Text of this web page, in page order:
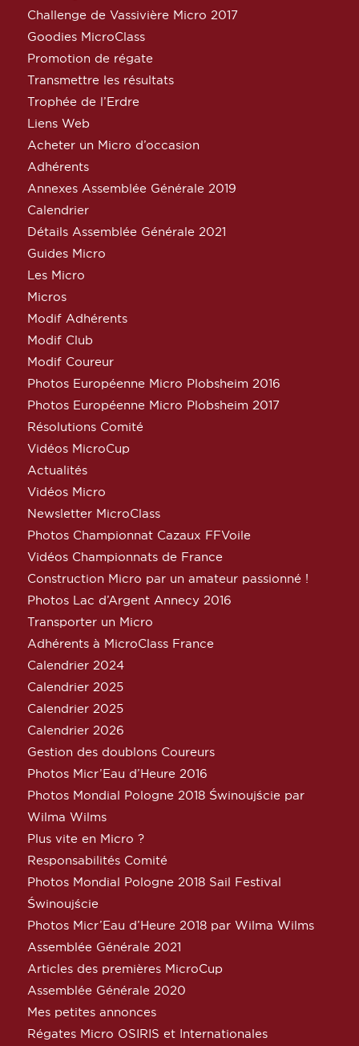
Challenge de Vassivière Micro 2017
Goodies MicroClass
Promotion de régate
Transmettre les résultats
Trophée de l’Erdre
Liens Web
Acheter un Micro d’occasion
Adhérents
Annexes Assemblée Générale 2019
Calendrier
Détails Assemblée Générale 2021
Guides Micro
Les Micro
Micros
Modif Adhérents
Modif Club
Modif Coureur
Photos Européenne Micro Plobsheim 2016
Photos Européenne Micro Plobsheim 2017
Résolutions Comité
Vidéos MicroCup
Actualités
Vidéos Micro
Newsletter MicroClass
Photos Championnat Cazaux FFVoile
Vidéos Championnats de France
Construction Micro par un amateur passionné !
Photos Lac d’Argent Annecy 2016
Transporter un Micro
Adhérents à MicroClass France
Calendrier 2024
Calendrier 2025
Calendrier 2025
Calendrier 2026
Gestion des doublons Coureurs
Photos Micr’Eau d’Heure 2016
Photos Mondial Pologne 2018 Świnoujście par
Wilma Wilms
Plus vite en Micro ?
Responsabilités Comité
Photos Mondial Pologne 2018 Sail Festival
Świnoujście
Photos Micr’Eau d’Heure 2018 par Wilma Wilms
Assemblée Générale 2021
Articles des premières MicroCup
Assemblée Générale 2020
Mes petites annonces
Régates Micro OSIRIS et Internationales